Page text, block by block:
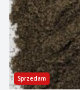
Sprzedam